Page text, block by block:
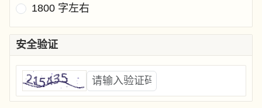
1800 字左右
安全验证